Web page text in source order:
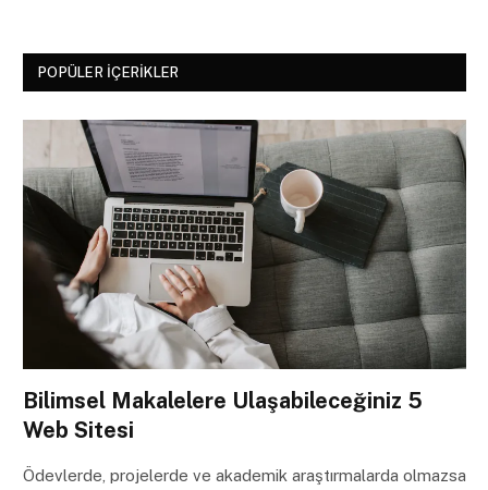
POPÜLER İÇERIKLER
Bilimsel Makalelere Ulaşabileceğiniz 5
Web Sitesi
Ödevlerde, projelerde ve akademik araştırmalarda olmazsa